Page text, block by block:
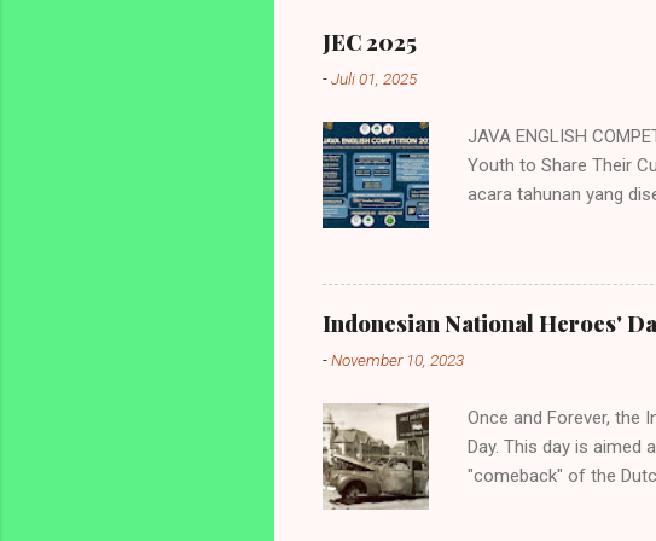
JEC 2025
-Juli 01, 2025
JAVA ENGLISH
Youth to Share Their
acara tahunan yang
diperuntukkan untuk
mahasiswa dengan
Youth to Share Their
English Olympiad
Indonesian National Heroes'
-November 10, 2023
Once and Forever,
Day. This day is aimed
"comeback" of the
Netherland flag at the